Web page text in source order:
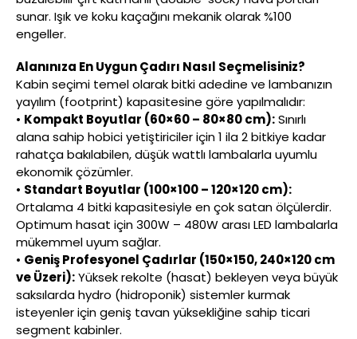
sunar. Işık ve koku kaçağını mekanik olarak %100
engeller.
Alanınıza En Uygun Çadırı Nasıl Seçmelisiniz?
Kabin seçimi temel olarak bitki adedine ve lambanızın
yayılım (footprint) kapasitesine göre yapılmalıdır:
• Kompakt Boyutlar (60×60 – 80×80 cm):Sınırlı
alana sahip hobici yetiştiriciler için 1 ila 2 bitkiye kadar
rahatça bakılabilen, düşük wattlı lambalarla uyumlu
ekonomik çözümler.
• Standart Boyutlar (100×100 – 120×120 cm):
Ortalama 4 bitki kapasitesiyle en çok satan ölçülerdir.
Optimum hasat için 300W – 480W arası LED lambalarla
mükemmel uyum sağlar.
• Geniş Profesyonel Çadırlar (150×150, 240×120 cm
ve Üzeri):Yüksek rekolte (hasat) bekleyen veya büyük
saksılarda hydro (hidroponik) sistemler kurmak
isteyenler için geniş tavan yüksekliğine sahip ticari
segment kabinler.